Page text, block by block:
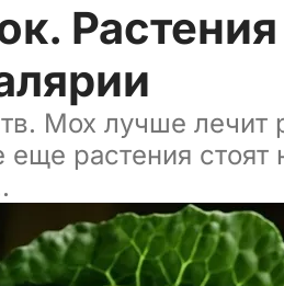
Мох лучше лечит
растения стоят